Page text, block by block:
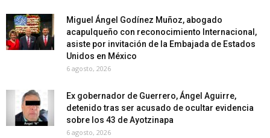
Miguel Ángel Godínez Muñoz, abogado
acapulqueño con reconocimiento Internacional,
asiste por invitación de la Embajada de Estados
Unidos en México
6 agosto, 2026
Ex gobernador de Guerrero, Ángel Aguirre,
detenido tras ser acusado de ocultar evidencia
sobre los 43 de Ayotzinapa
6 agosto, 2026